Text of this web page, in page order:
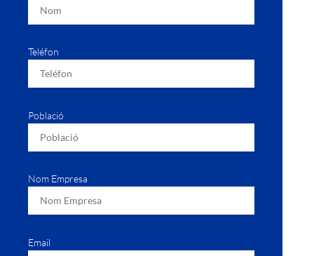
Teléfon
Població
Nom Empresa
Email